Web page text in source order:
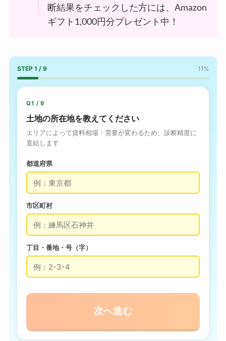
断結果をチェックした方には、Amazon
ギフト1,000円分プレゼント中！
STEP 1 / 9 11%
Q1 / 9
土地の所在地を教えてください
エリアによって賃料相場・需要が変わるため、診断精度に
直結します
都道府県
市区町村
丁目・番地・号（字）
次へ進む